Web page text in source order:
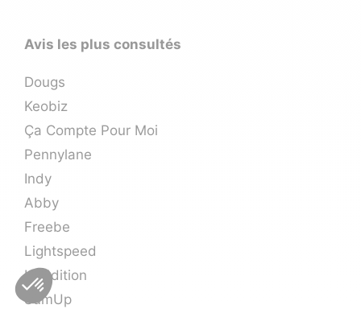
Avis les plus consultés
Dougs
Keobiz
Ça Compte Pour Moi
Pennylane
Indy
Abby
Freebe
Lightspeed
L’Addition
SumUp